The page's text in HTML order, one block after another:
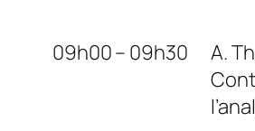
09h00 – 09h30
A.